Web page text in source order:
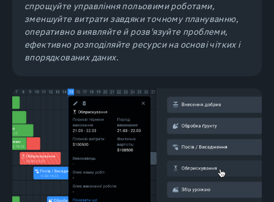
спрощуйте управління польовими роботами,
зменшуйте витрати завдяки точному плануванню,
оперативно виявляйте й розв'язуйте проблеми,
ефективно розподіляйте ресурси на основі чітких і
впорядкованих даних.